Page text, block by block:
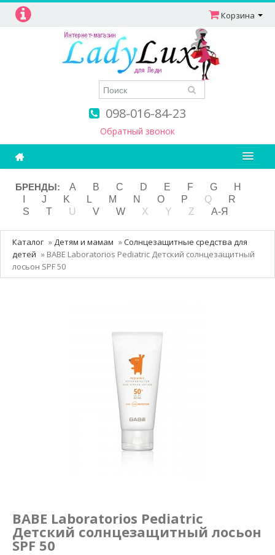
098-016-84-23
Обратный звонок
Корзина
Ароматерапия
Витамины
Детям и мамам
Косметика
Маникюр и педикюр
БРЕНДЫ: A B C D E F G
H
J K L M N O P Q
R
S
T U V W X Y Z А-Я
Каталог »Детям и мамам »Солнцезащитные средства для
детей » BABE Laboratorios Pediatric Детский солнцезащитный
лосьон SPF 50
BABE Laboratorios Pediatric
Детский солнцезащитный лосьон
SPF 50